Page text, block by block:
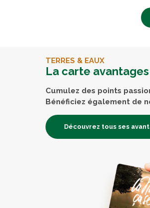
TERRES & EAUX
La carte avantages
Cumulez des points
Bénéficiez également de
Découvrez tous ses